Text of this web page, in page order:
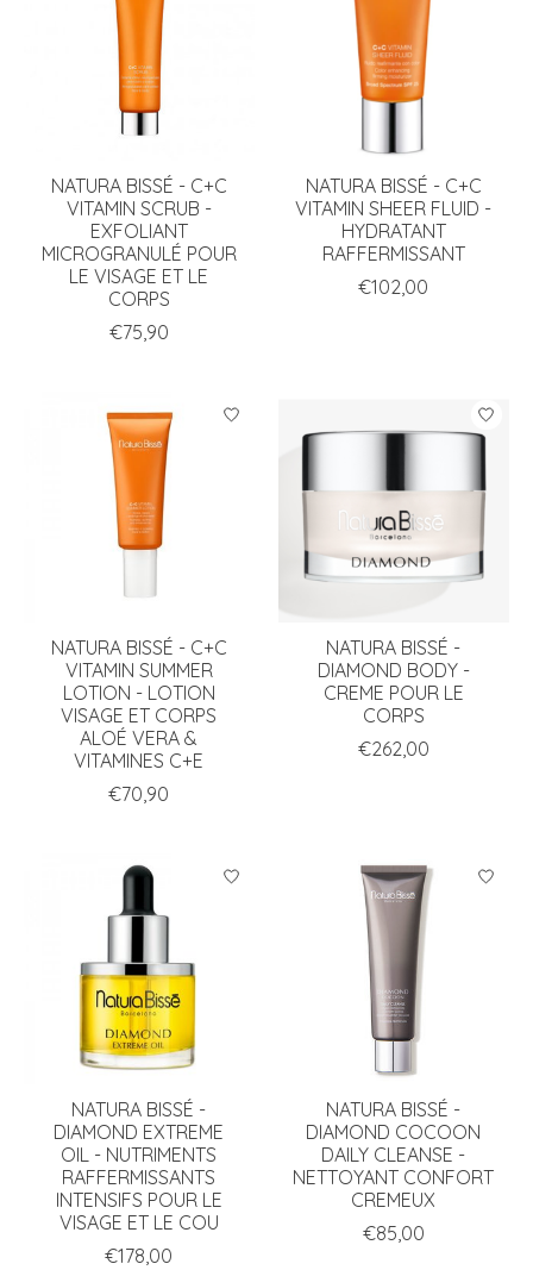
NATURA BISSÉ - C+C
VITAMIN SCRUB -
EXFOLIANT
MICROGRANULÉ POUR
LE VISAGE ET LE
CORPS
€75,90
NATURA BISSÉ - C+C
VITAMIN SHEER FLUID -
HYDRATANT
RAFFERMISSANT
€102,00
NATURA BISSÉ - C+C
VITAMIN SUMMER
LOTION - LOTION
VISAGE ET CORPS
ALOÉ VERA &
VITAMINES C+E
€70,90
NATURA BISSÉ -
DIAMOND BODY -
CREME POUR LE
CORPS
€262,00
NATURA BISSÉ -
DIAMOND EXTREME
OIL - NUTRIMENTS
RAFFERMISSANTS
INTENSIFS POUR LE
VISAGE ET LE COU
€178,00
NATURA BISSÉ -
DIAMOND COCOON
DAILY CLEANSE -
NETTOYANT CONFORT
CREMEUX
€85,00